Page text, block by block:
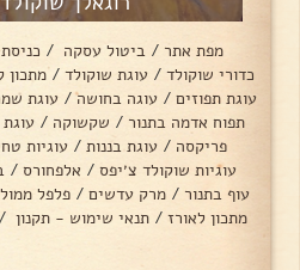
מפת אתר / ביטול עסקה /
כדורי שוקולד / עוגת שוקולד / מתכון
עוגת תפוזים / עוגה בחושה / עוגת
תפוח אדמה בתנור / שקשוקה /
פריקסה / עוגת בננות / עוגיות
עוגיות שוקולד צ׳יפס / אלפחורס /
עוף בתנור / מרק עדשים / פלפל
מתכון לאורז / תנאי שימוש - תקנון /